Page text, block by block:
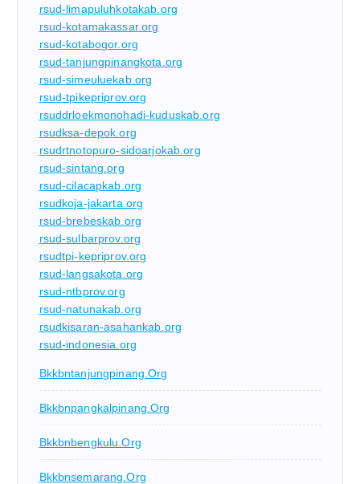
rsud-limapuluhkotakab.org
rsud-kotamakassar.org
rsud-kotabogor.org
rsud-tanjungpinangkota.org
rsud-simeuluekab.org
rsud-tpikepriprov.org
rsuddrloekmonohadi-kuduskab.org
rsudksa-depok.org
rsudrtnotopuro-sidoarjokab.org
rsud-sintang.org
rsud-cilacapkab.org
rsudkoja-jakarta.org
rsud-brebeskab.org
rsud-sulbarprov.org
rsudtpi-kepriprov.org
rsud-langsakota.org
rsud-ntbprov.org
rsud-natunakab.org
rsudkisaran-asahankab.org
rsud-indonesia.org
Bkkbntanjungpinang.org
Bkkbnpangkalpinang.org
Bkkbnbengkulu.org
Bkkbnsemarang.org